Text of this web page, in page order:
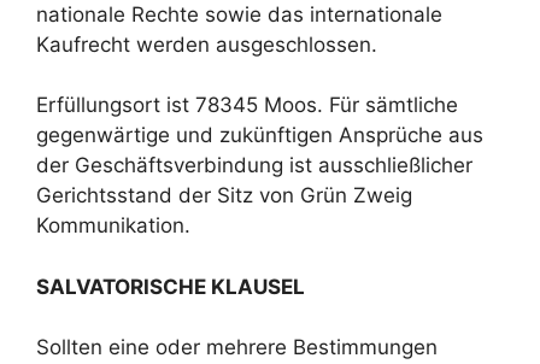
nationale Rechte sowie das internationale
Kaufrecht werden ausgeschlossen.
Erfüllungsort ist 78345 Moos. Für sämtliche
gegenwärtige und zukünftigen Ansprüche aus
der Geschäftsverbindung ist ausschließlicher
Gerichtsstand der Sitz von Grün Zweig
Kommunikation.
SALVATORISCHE KLAUSEL
Sollten eine oder mehrere Bestimmungen